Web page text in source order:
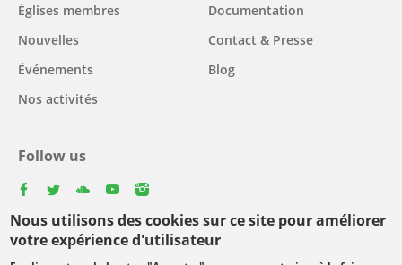
Nous utilisons des cookies sur ce site pour améliorer
votre expérience d'utilisateur
navigation
Églises membres
Nouvelles
Événements
Nos activités
Documentation
Contact & Presse
Blog
Follow us
Select
your